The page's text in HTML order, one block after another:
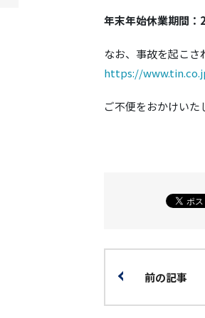
年末年始休業期間：
なお、事故を起こさ
https://
ご不便をおかけいた
前の記事